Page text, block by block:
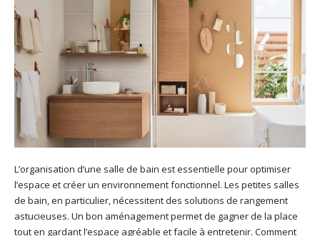
L’organisation d’une salle de bain est essentielle pour optimiser
l’espace et créer un environnement fonctionnel. Les petites salles
de bain, en particulier, nécessitent des solutions de rangement
astucieuses. Un bon aménagement permet de gagner de la place
tout en gardant l’espace agréable et facile à entretenir. Comment